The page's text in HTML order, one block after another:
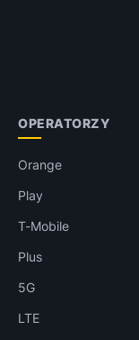
OPERATORZY
Orange
Play
T-Mobile
Plus
5G
LTE